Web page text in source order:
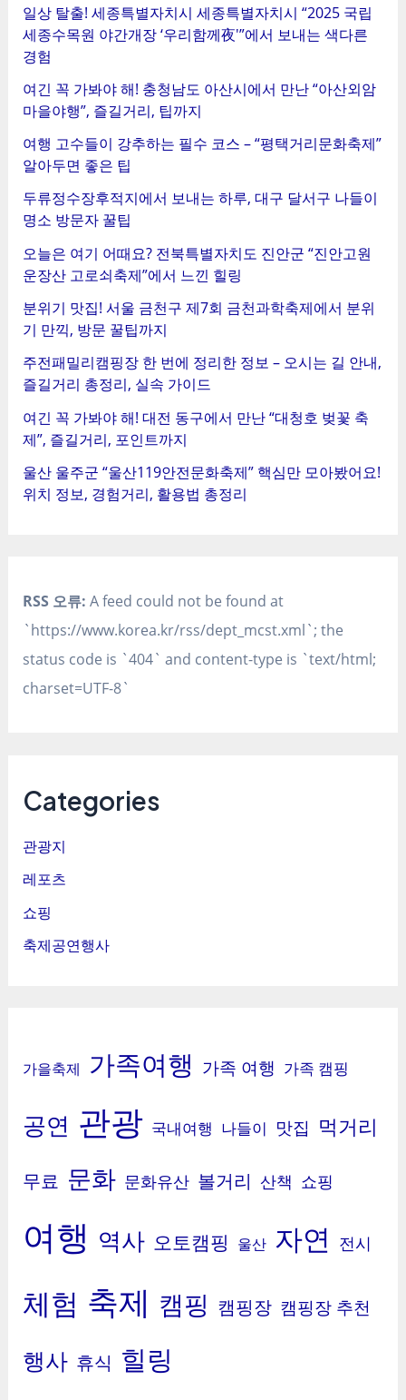
일상 탈출! 세종특별자치시 세종특별자치시 “2025 국립
세종수목원 야간개장 ‘우리함께夜'”에서 보내는 색다른
경험
여긴 꼭 가봐야 해! 충청남도 아산시에서 만난 “아산외암
마을야행”, 즐길거리, 팁까지
여행 고수들이 강추하는 필수 코스 – “평택거리문화축제”
알아두면 좋은 팁
두류정수장후적지에서 보내는 하루, 대구 달서구 나들이
명소 방문자 꿀팁
오늘은 여기 어때요? 전북특별자치도 진안군 “진안고원
운장산 고로쇠축제”에서 느낀 힐링
분위기 맛집! 서울 금천구 제7회 금천과학축제에서 분위
기 만끽, 방문 꿀팁까지
주전패밀리캠핑장 한 번에 정리한 정보 – 오시는 길 안내,
즐길거리 총정리, 실속 가이드
여긴 꼭 가봐야 해! 대전 동구에서 만난 “대청호 벚꽃 축
제”, 즐길거리, 포인트까지
울산 울주군 “울산119안전문화축제” 핵심만 모아봤어요!
위치 정보, 경험거리, 활용법 총정리
RSS 오류: A feed could not be found at
`https://www.korea.kr/rss/dept_mcst.xml`; the
status code is `404` and content-type is `text/html;
charset=UTF-8`
Categories
관광지
레포츠
쇼핑
축제공연행사
가을축제 가족여행 가족 여행 가족 캠핑
공연 관광 국내여행 나들이 맛집 먹거리
무료 문화 문화유산 볼거리 산책 쇼핑
여행 역사 오토캠핑 울산 자연 전시
체험 축제 캠핑 캠핑장 캠핑장 추천
행사 휴식 힐링